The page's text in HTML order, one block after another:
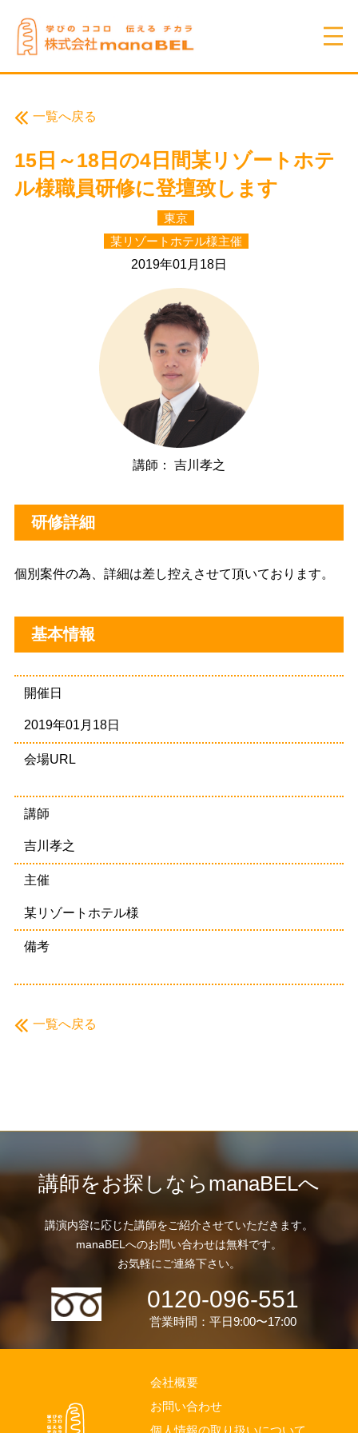
一覧へ戻る
15日～18日の4日間某リゾートホテ
ル様職員研修に登壇致します
東京
某リゾートホテル様主催
2019年01月18日
講師： 吉川孝之
研修詳細
個別案件の為、詳細は差し控えさせて頂いております。
基本情報
開催日
2019年01月18日
会場URL
講師
吉川孝之
主催
某リゾートホテル様
備考
一覧へ戻る
講師をお探しならmanaBELへ
講演内容に応じた講師をご紹介させていただきます。
manaBELへのお問い合わせは無料です。
お気軽にご連絡下さい。
0120-096-551
営業時間：平日9:00〜17:00
会社概要
お問い合わせ
個人情報の取り扱いについて